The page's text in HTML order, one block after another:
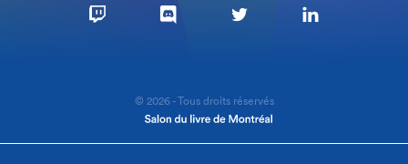
© 2026 - Tous droits réservés